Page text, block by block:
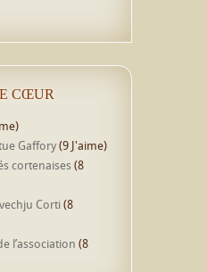
CŒUR
Gaffory(9 J'aime)
cortenaises (8
Corti(8
l’association (8